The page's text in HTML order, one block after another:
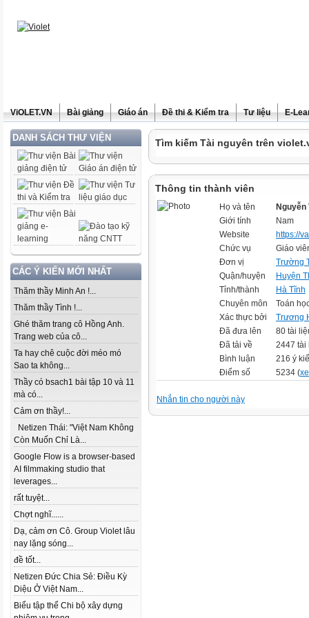
ViOLET.VN Bài giảng Giáo án Đề thi & Kiểm tra Tư liệu E-
DANH SÁCH THƯ VIỆN
CÁC Ý KIẾN MỚI NHẤT
Thăm thầy Minh An !...
Thăm thầy Tình !...
Ghé thăm trang cô Hồng Anh.
Trang web của cô...
Ta hay chê cuộc đời méo mó
Sao ta không...
Thầy có bsach1 bài tập 10 và 11
mà có...
Cảm ơn thầy!...
Netizen Thái: "Việt Nam Không
Còn Muốn Chỉ Là...
Google Flow is a browser-based
AI filmmaking studio that
leverages...
rất tuyệt...
Chợt nghĩ......
Dạ, cảm ơn Cô. Group Violet lâu
nay lặng sóng...
đề tốt...
Netizen Đức Chia Sẻ: Điều Kỳ
Diệu Ở Việt Nam...
Biểu tập thể Chi bộ xây dựng
Tìm kiếm Tài nguyên trên
Thông tin thành viên
Họ và tên
Nguyễn
Giới tính
Nam
Website
https://
Chức vụ
Giáo
Đơn vị
Trường
Quận/huyện
Huyện
Tỉnh/thành
Hà Tĩnh
Chuyên môn
Toán
Xác thực bởi
Trương
Đã đưa lên
80 tài
Đã tải về
2447 tài
Bình luận
216 ý
Điểm số
5234 (
Nhắn tin cho người này